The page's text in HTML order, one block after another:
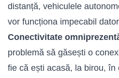
distanță, vehiculele
vor funcționa impecabil
Conectivitate
problemă să găsești o
fie că ești acasă, la birou,